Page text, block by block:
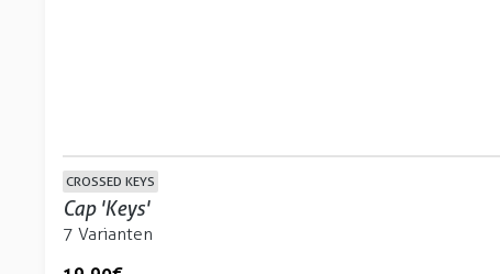
CROSSED KEYS
Cap 'Keys'
7 Varianten